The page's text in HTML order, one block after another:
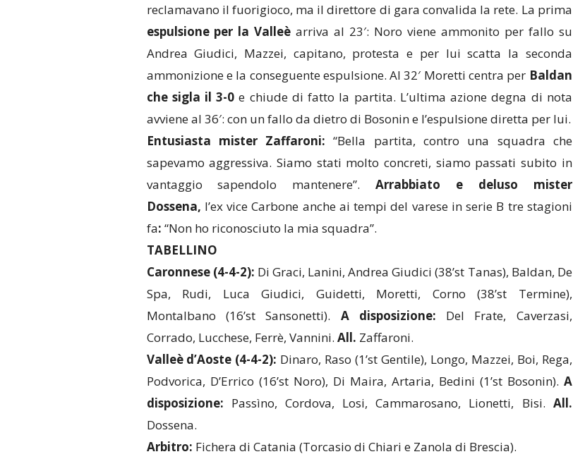
reclamavano il fuorigioco, ma il direttore di gara convalida la rete. La prima
espulsione per la Valleè arriva al 23′: Noro viene ammonito per fallo su
Andrea Giudici, Mazzei, capitano, protesta e per lui scatta la seconda
ammonizione e la conseguente espulsione. Al 32′ Moretti centra per Baldan
che sigla il 3-0 e chiude di fatto la partita. L’ultima azione degna di nota
avviene al 36′: con un fallo da dietro di Bosonin e l’espulsione diretta per lui.
Entusiasta mister Zaffaroni: “Bella partita, contro una squadra che
sapevamo aggressiva. Siamo stati molto concreti, siamo passati subito in
vantaggio sapendolo mantenere”.Arrabbiato e deluso mister
Dossena, l’ex vice Carbone anche ai tempi del varese in serie B tre stagioni
fa: “Non ho riconosciuto la mia squadra”.
TABELLINO
Caronnese (4-4-2): Di Graci, Lanini, Andrea Giudici (38’st Tanas), Baldan, De
Spa, Rudi, Luca Giudici, Guidetti, Moretti, Corno (38’st Termine),
Montalbano (16’st Sansonetti). A disposizione: Del Frate, Caverzasi,
Corrado, Lucchese, Ferrè, Vannini. All. Zaffaroni.
Valleè d’Aoste (4-4-2): Dinaro, Raso (1’st Gentile), Longo, Mazzei, Boi, Rega,
Podvorica, D’Errico (16’st Noro), Di Maira, Artaria, Bedini (1’st Bosonin). A
disposizione: Passìno, Cordova, Losi, Cammarosano, Lionetti, Bisi. All.
Dossena.
Arbitro: Fichera di Catania (Torcasio di Chiari e Zanola di Brescia).